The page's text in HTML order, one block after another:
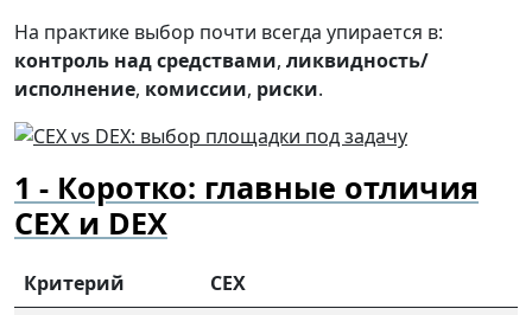
На практике выбор почти всегда упирается в:
контроль над средствами, ликвидность/
исполнение, комиссии, риски.
Коротко: главные отличия
CEX и DEX
Критерий
CEX